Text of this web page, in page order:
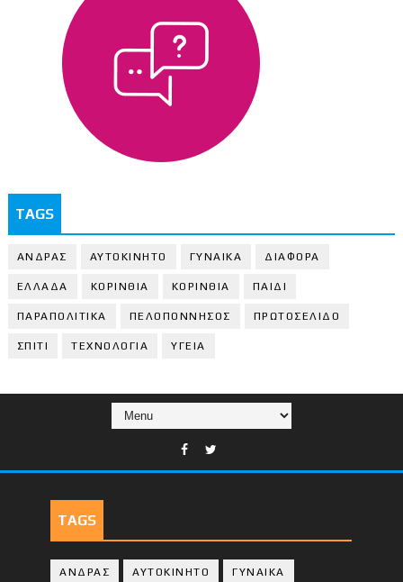
TAGS
ΑΝΔΡΑΣ ΑΥΤΟΚΙΝΗΤΟ ΓΥΝΑΙΚΑ ΔΙΑΦΟΡΑ
ΕΛΛΑΔΑ ΚΟΡΙΝΘΙΑ ΚΟΡΙΝΘΙA ΠΑΙΔΙ
ΠΑΡΑΠΟΛΙΤΙΚΑ ΠΕΛΟΠΟΝΝΗΣΟΣ ΠΡΩΤΟΣΕΛΙΔΟ
ΣΠΙΤΙ ΤΕΧΝΟΛΟΓΙΑ ΥΓΕΙΑ
TAGS
ΑΝΔΡΑΣ ΑΥΤΟΚΙΝΗΤΟ ΓΥΝΑΙΚΑ